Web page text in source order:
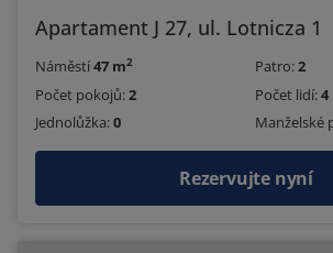
Apartament J 27, ul. Lotnicza 1
Náměstí47 m2 Patro:2
Počet pokojů:2 Počet lidí:4
Jednolůžka:0 Manželské
Rezervujte nyní